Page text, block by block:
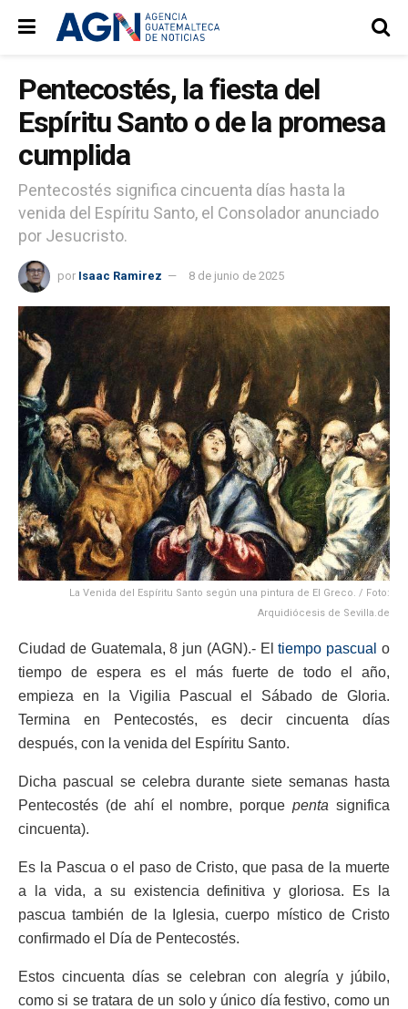
Pentecostés, la fiesta del
Espíritu Santo o de la promesa
cumplida
Pentecostés significa cincuenta días hasta la
venida del Espíritu Santo, el Consolador anunciado
por Jesucristo.
por Isaac Ramirez 8 de junio de 2025
La Venida del Espíritu Santo según una pintura de El Greco. / Foto:
Arquidiócesis de Sevilla.de
Ciudad de Guatemala, 8 jun (AGN).- Eltiempo pascual o
tiempo de espera es el más fuerte de todo el año,
empieza en la Vigilia Pascual el Sábado de Gloria.
Termina en Pentecostés, es decir cincuenta días
después, con la venida del Espíritu Santo.
Dicha pascual se celebra durante siete semanas hasta
Pentecostés (de ahí el nombre, porquepenta significa
cincuenta).
Es la Pascua o el paso de Cristo, que pasa de la muerte
a la vida, a su existencia definitiva y gloriosa. Es la
pascua también de la Iglesia, cuerpo místico de Cristo
confirmado el Día de Pentecostés.
Estos cincuenta días se celebran con alegría y júbilo,
como si se tratara de un solo y único día festivo, como un